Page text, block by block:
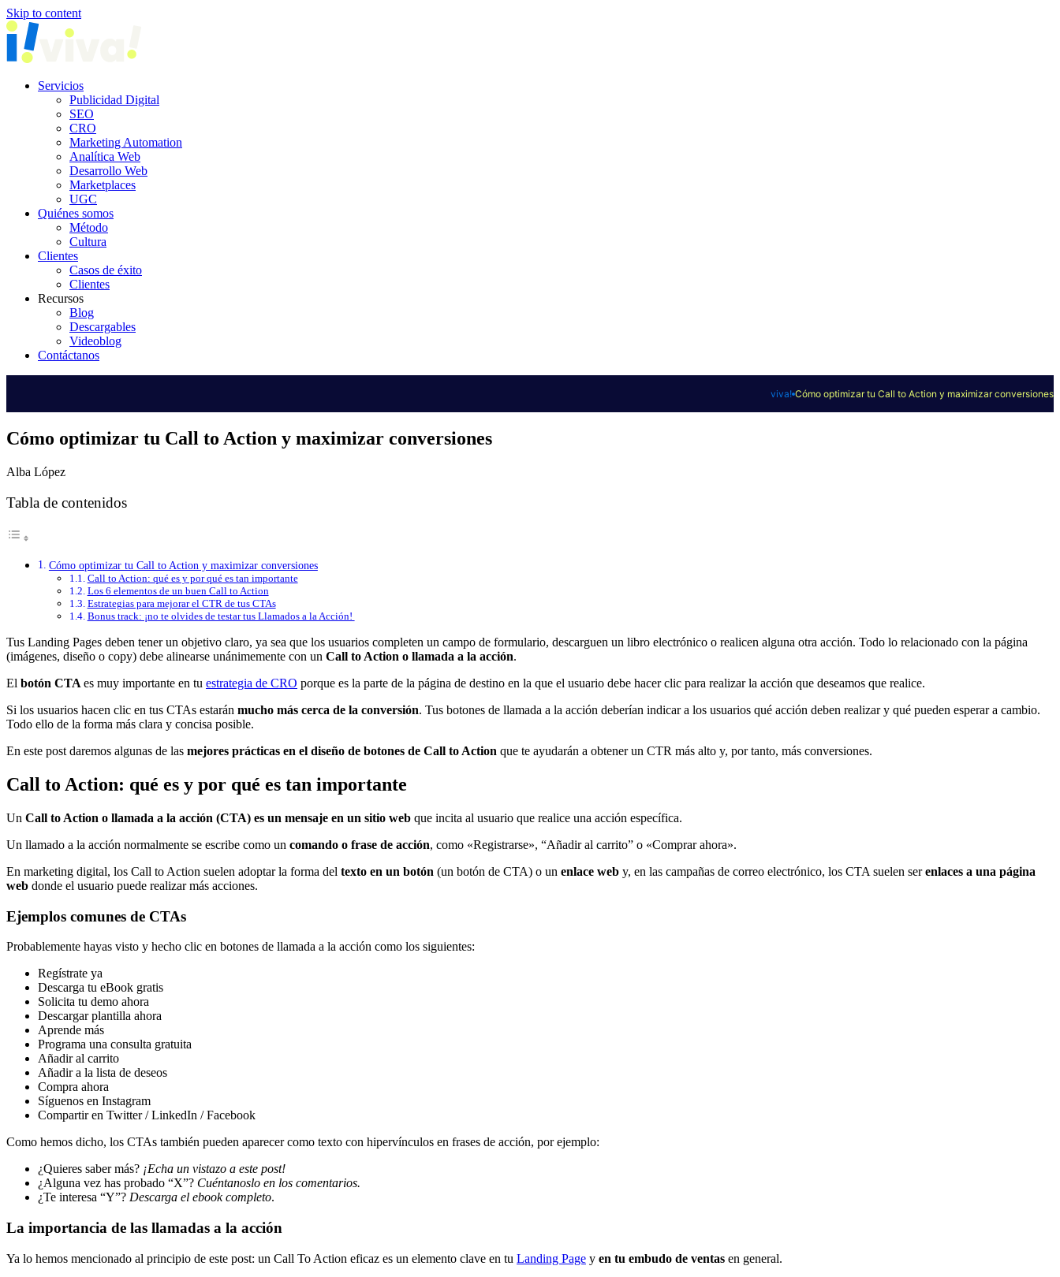
Skip to content
Servicios
Publicidad Digital
SEO
CRO
Marketing Automation
Analítica Web
Desarrollo Web
Marketplaces
UGC
Quiénes somos
Método
Cultura
Clientes
Casos de éxito
Clientes
Recursos
Blog
Descargables
Videoblog
Contáctanos
viva! Cómo optimizar tu Call to Action y maximizar conversiones
Cómo optimizar tu Call to Action y maximizar conversiones
Alba López
Tabla de contenidos
Cómo optimizar tu Call to Action y maximizar conversiones
Call to Action: qué es y por qué es tan importante
Los 6 elementos de un buen Call to Action
Estrategias para mejorar el CTR de tus CTAs
Bonus track: ¡no te olvides de testar tus Llamados a la Acción!
Tus Landing Pages deben tener un objetivo claro, ya sea que los usuarios completen un campo de formulario, descarguen un libro electrónico o realicen alguna otra acción. Todo lo relacionado con la página
(imágenes, diseño o copy) debe alinearse unánimemente con un Call to Action o llamada a la acción.
El botón CTA es muy importante en tu estrategia de CRO porque es la parte de la página de destino en la que el usuario debe hacer clic para realizar la acción que deseamos que realice.
Si los usuarios hacen clic en tus CTAs estarán mucho más cerca de la conversión. Tus botones de llamada a la acción deberían indicar a los usuarios qué acción deben realizar y qué pueden esperar a cambio.
Todo ello de la forma más clara y concisa posible.
En este post daremos algunas de las mejores prácticas en el diseño de botones de Call to Action que te ayudarán a obtener un CTR más alto y, por tanto, más conversiones.
Call to Action: qué es y por qué es tan importante
Un Call to Action o llamada a la acción (CTA) es un mensaje en un sitio web que incita al usuario que realice una acción específica.
Un llamado a la acción normalmente se escribe como un comando o frase de acción, como «Registrarse», “Añadir al carrito” o «Comprar ahora».
En marketing digital, los Call to Action suelen adoptar la forma del texto en un botón (un botón de CTA) o un enlace web y, en las campañas de correo electrónico, los CTA suelen serenlaces a una página
web donde el usuario puede realizar más acciones.
Ejemplos comunes de CTAs
Probablemente hayas visto y hecho clic en botones de llamada a la acción como los siguientes:
Regístrate ya
Descarga tu eBook gratis
Solicita tu demo ahora
Descargar plantilla ahora
Aprende más
Programa una consulta gratuita
Añadir al carrito
Añadir a la lista de deseos
Compra ahora
Síguenos en Instagram
Compartir en Twitter / LinkedIn / Facebook
Como hemos dicho, los CTAs también pueden aparecer como texto con hipervínculos en frases de acción, por ejemplo:
¿Quieres saber más? ¡Echa un vistazo a este post!
¿Alguna vez has probado “X”? Cuéntanoslo en los comentarios.
¿Te interesa “Y”? Descarga el ebook completo.
La importancia de las llamadas a la acción
Ya lo hemos mencionado al principio de este post: un Call To Action eficaz es un elemento clave en tu Landing Page y en tu embudo de ventas en general.